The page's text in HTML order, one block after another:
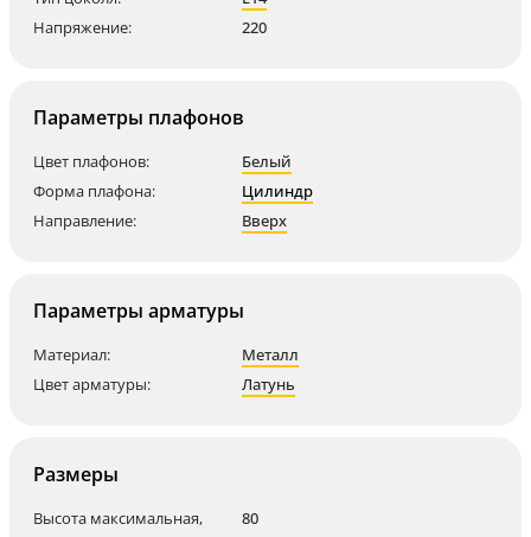
Напряжение:
220
Параметры плафонов
Цвет плафонов:
Белый
Форма плафона:
Цилиндр
Направление:
Вверх
Параметры арматуры
Материал:
Металл
Цвет арматуры:
Латунь
Размеры
Высота максимальная,
80